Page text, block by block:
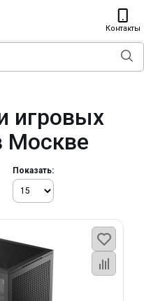
Контакты
игровых
Москве
Показать: